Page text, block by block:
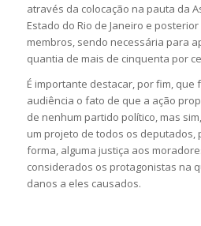
através da colocação na pauta da
Estado do Rio de Janeiro e
membros, sendo necessária para
quantia de mais de cinquenta por
É importante destacar, por fim, que
audiência o fato de que a ação
de nenhum partido político, mas
um projeto de todos os deputados,
forma, alguma justiça aos
considerados os protagonistas na
danos a eles causados.